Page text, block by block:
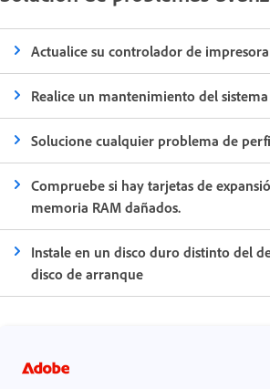
Actualice su controlador de
Realice un mantenimiento del sistema
Solucione cualquier problema de
Compruebe si hay tarjetas de
memoria RAM dañados.
Instale en un disco duro distinto del
disco de arranque